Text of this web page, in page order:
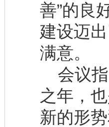
善”的良
建设迈
满意。
会议指
之年，
新的形